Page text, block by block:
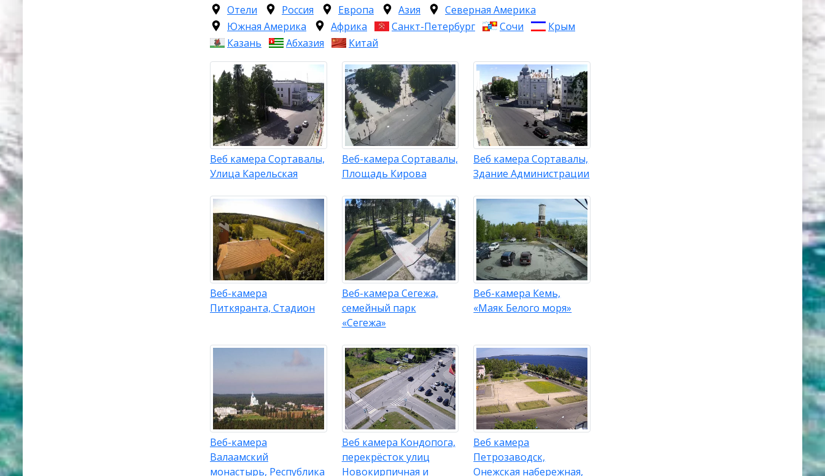
Отели Россия Европа Азия
Северная Америка
Южная Америка
Африка Санкт-Петербург Сочи
Крым
Казань
Абхазия Китай
Веб камера Сортавалы,
Улица Карельская
Веб-камера Сортавалы,
Площадь Кирова
Веб камера Сортавалы,
Здание Администрации
Веб-камера
Питкяранта, Стадион
Веб-камера Сегежа,
семейный парк
«Сегежа»
Веб-камера Кемь,
«Маяк Белого моря»
Веб-камера
Валаамский
монастырь, Республика
Веб камера Кондопога,
перекрёсток улиц
Новокирпичная и
Веб камера
Петрозаводск,
Онежская набережная,